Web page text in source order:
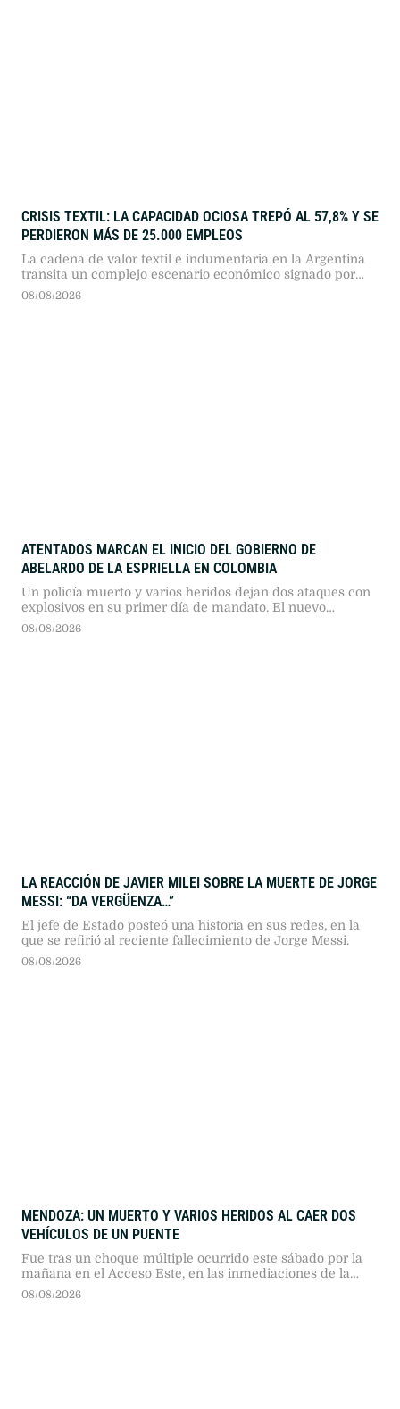
CRISIS TEXTIL: LA CAPACIDAD OCIOSA TREPÓ AL 57,8% Y SE
PERDIERON MÁS DE 25.000 EMPLEOS
La cadena de valor textil e indumentaria en la Argentina
transita un complejo escenario económico signado por
más de dos años consecutivos de caída en su actividad.
08/08/2026
ATENTADOS MARCAN EL INICIO DEL GOBIERNO DE
ABELARDO DE LA ESPRIELLA EN COLOMBIA
Un policía muerto y varios heridos dejan dos ataques con
explosivos en su primer día de mandato. El nuevo
presidente prometió mano dura contra el narcoterrorismo
08/08/2026
LA REACCIÓN DE JAVIER MILEI SOBRE LA MUERTE DE JORGE
MESSI: “DA VERGÜENZA…”
El jefe de Estado posteó una historia en sus redes, en la
que se refirió al reciente fallecimiento de Jorge Messi.
08/08/2026
MENDOZA: UN MUERTO Y VARIOS HERIDOS AL CAER DOS
VEHÍCULOS DE UN PUENTE
Fue tras un choque múltiple ocurrido este sábado por la
mañana en el Acceso Este, en las inmediaciones de la
Terminal de Ómnibus.
08/08/2026